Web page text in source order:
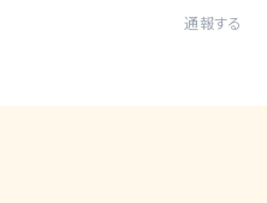
通報する